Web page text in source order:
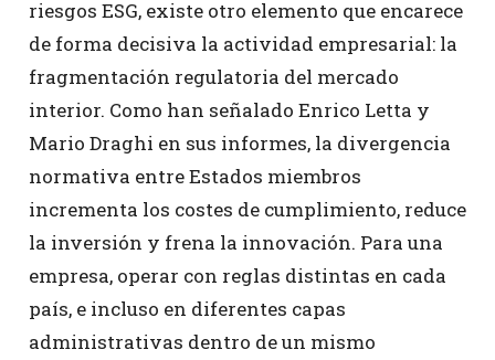
riesgos ESG, existe otro elemento que encarece
de forma decisiva la actividad empresarial: la
fragmentación regulatoria del mercado
interior. Como han señalado Enrico Letta y
Mario Draghi en sus informes, la divergencia
normativa entre Estados miembros
incrementa los costes de cumplimiento, reduce
la inversión y frena la innovación. Para una
empresa, operar con reglas distintas en cada
país, e incluso en diferentes capas
administrativas dentro de un mismo